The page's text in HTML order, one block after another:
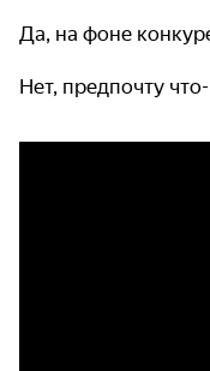
Да, на фоне
Нет, предпочту